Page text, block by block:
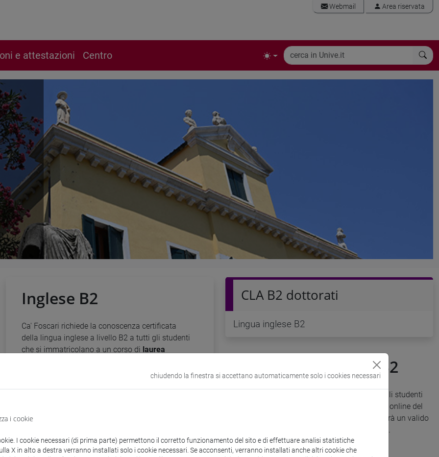
Webmail Area riservata
e attestazioni Centro
Inglese B2
Ca' Foscari richiede la conoscenza certificata
della lingua inglese a livello B2 a tutti gli studenti
che si immatricolano a un corso di laurea
inglese B2 per conseguire il titolo di laurea.
Le conoscenze linguistiche in accesso a un corso
CLA B2 dottorati
Lingua inglese B2
Corso propedeutico B2
Dall'a.a.2021-2022 è a disposizione di tutti gli gli studenti
delle lauree triennali e magistrali il nuovo corso online del
che, in 10 settimane, fornirà un valido
chiudendo la finestra si accettano automaticamente solo i cookies necessari
i cookie
I cookie necessari (di prima parte) permettono il corretto funzionamento del sito e di effettuare analisi statistiche
X in alto a destra verranno installati solo i cookie necessari. Se acconsenti, verranno installati anche altri cookie che